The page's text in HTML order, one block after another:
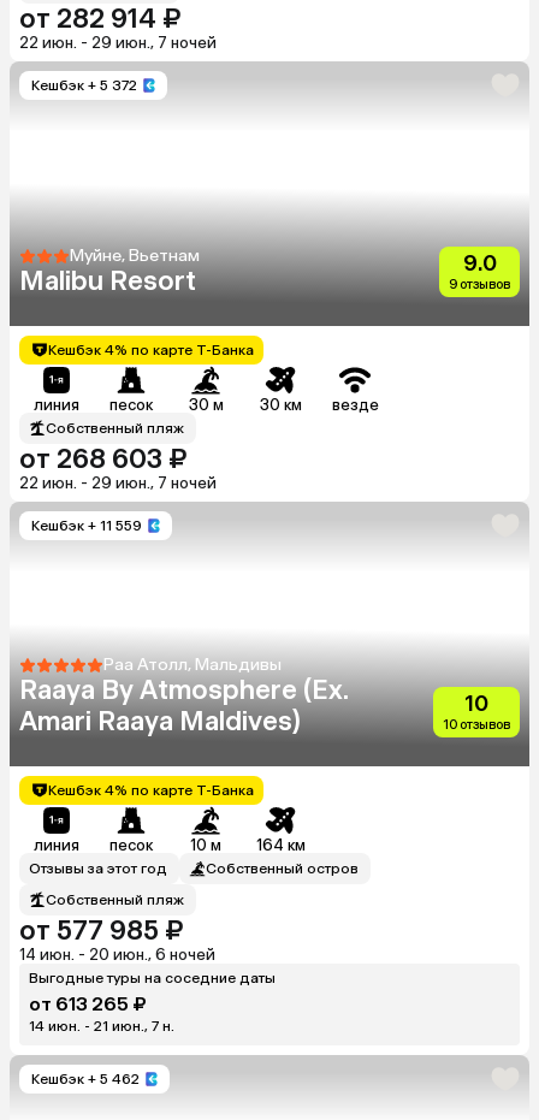
от 282 914 ₽
22 июн. - 29 июн., 7 ночей
Кешбэк + 5 372
Муйне, Вьетнам
Malibu Resort
9.0
9 отзывов
Кешбэк 4% по карте Т-Банка
линия песок 30 м 30 км везде
Собственный пляж
от 268 603 ₽
22 июн. - 29 июн., 7 ночей
Кешбэк + 11 559
Раа Атолл, Мальдивы
Raaya By Atmosphere (Ex.
Amari Raaya Maldives)
10
10 отзывов
Кешбэк 4% по карте Т-Банка
линия песок 10 м 164 км
Отзывы за этот год
Собственный остров
Собственный пляж
от 577 985 ₽
14 июн. - 20 июн., 6 ночей
Выгодные туры на соседние даты
от 613 265 ₽
14 июн. - 21 июн., 7 н.
Кешбэк + 5 462